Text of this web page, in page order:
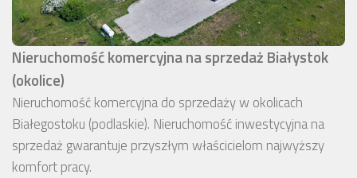
Nieruchomość komercyjna na sprzedaż Białystok
(okolice)
Nieruchomość komercyjna do sprzedaży w okolicach
Białegostoku (podlaskie). Nieruchomość inwestycyjna na
sprzedaż gwarantuje przyszłym właścicielom najwyższy
komfort pracy.